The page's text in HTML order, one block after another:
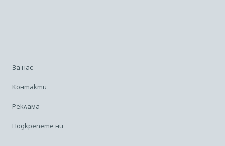
За нас
Контакти
Реклама
Подкрепете ни